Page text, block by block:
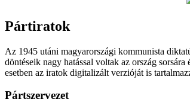
Pártiratok
Az 1945 utáni magyarországi kommunista
döntéseik nagy hatással voltak az ország
esetben az iratok digitalizált verzióját is
Pártszervezet